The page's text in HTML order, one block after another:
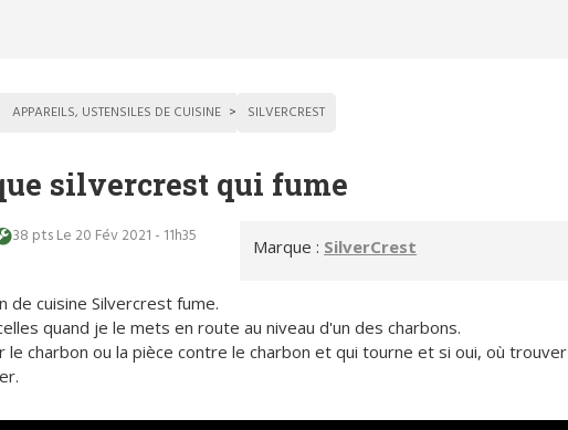
APPAREILS, USTENSILES DE CUISINE SILVERCREST
silvercrest qui fume
Marque : SilverCrest
38 ptsLe 20 Fév 2021 - 11h35
de cuisine Silvercrest fume.
quand je le mets en route au niveau d'un des charbons.
le charbon ou la pièce contre le charbon et qui tourne et si oui, où trouver